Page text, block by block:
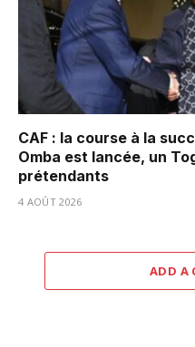
CAF : la course à la
Omba est lancée, un
prétendants
4 AOÛT 2026
ADD A